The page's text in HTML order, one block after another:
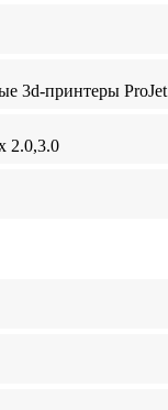
3d-принтеры ProJet
2.0,3.0